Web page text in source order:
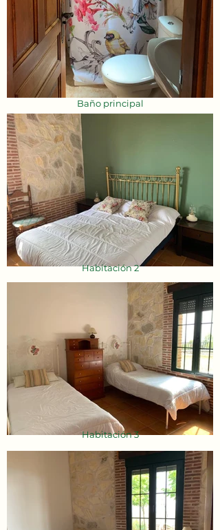
Baño principal
Habitación 2
Habitación 3